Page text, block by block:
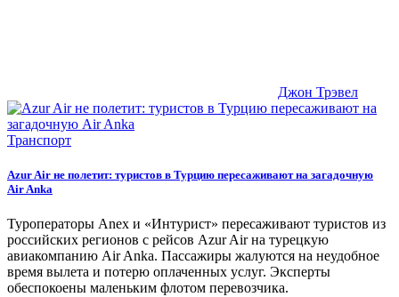
Джон Трэвел
Транспорт
Azur Air не полетит: туристов в Турцию пересаживают на загадочную
Air Anka
Туроператоры Anex и «Интурист» пересаживают туристов из
российских регионов с рейсов Azur Air на турецкую
авиакомпанию Air Anka. Пассажиры жалуются на неудобное
время вылета и потерю оплаченных услуг. Эксперты
обеспокоены маленьким флотом перевозчика.